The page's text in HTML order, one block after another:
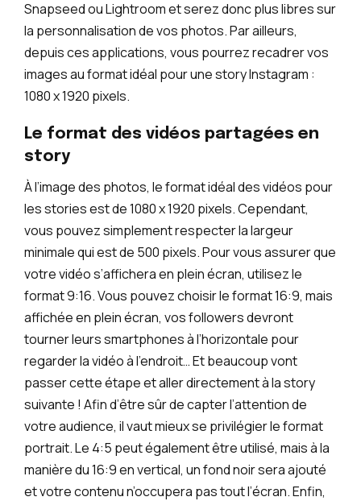
Snapseed ou Lightroom et serez donc plus libres sur
la personnalisation de vos photos. Par ailleurs,
depuis ces applications, vous pourrez recadrer vos
images au format idéal pour une story Instagram :
1080 x 1920 pixels.
Le format des vidéos partagées en
story
À l’image des photos, le format idéal des vidéos pour
les stories est de 1080 x 1920 pixels. Cependant,
vous pouvez simplement respecter la largeur
minimale qui est de 500 pixels. Pour vous assurer que
votre vidéo s’affichera en plein écran, utilisez le
format 9:16. Vous pouvez choisir le format 16:9, mais
affichée en plein écran, vos followers devront
tourner leurs smartphones à l’horizontale pour
regarder la vidéo à l’endroit… Et beaucoup vont
passer cette étape et aller directement à la story
suivante ! Afin d’être sûr de capter l’attention de
votre audience, il vaut mieux se privilégier le format
portrait. Le 4:5 peut également être utilisé, mais à la
manière du 16:9 en vertical, un fond noir sera ajouté
et votre contenu n’occupera pas tout l’écran. Enfin,